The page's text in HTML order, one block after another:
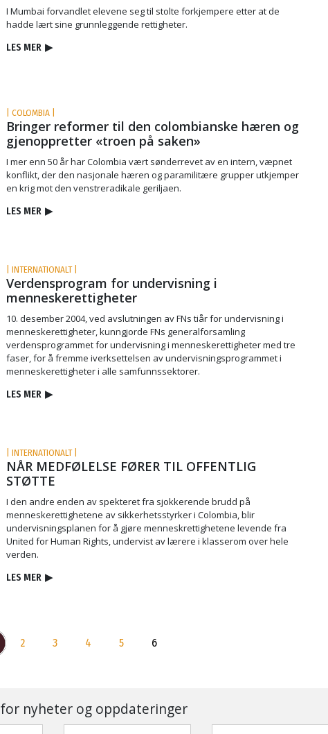
I Mumbai forvandlet elevene seg til stolte forkjempere etter at de
hadde lært sine grunnleggende rettigheter.
LES MER ▶
| COLOMBIA |
Bringer reformer til den colombianske hæren og
gjenoppretter «troen på saken»
I mer enn 50 år har Colombia vært sønderrevet av en intern, væpnet
konflikt, der den nasjonale hæren og paramilitære grupper utkjemper
en krig mot den venstreradikale geriljaen.
LES MER ▶
| INTERNATIONALT |
Verdensprogram for undervisning i
menneskerettigheter
10. desember 2004, ved avslutningen av FNs tiår for undervisning i
menneskerettigheter, kunngjorde FNs generalforsamling
verdensprogrammet for undervisning i menneskerettigheter med tre
faser, for å fremme iverksettelsen av undervisningsprogrammet i
menneskerettigheter i alle samfunnssektorer.
LES MER ▶
| INTERNATIONALT |
NÅR MEDFØLELSE FØRER TIL OFFENTLIG
STØTTE
I den andre enden av spekteret fra sjokkerende brudd på
menneskerettighetene av sikkerhetsstyrker i Colombia, blir
undervisningsplanen for å gjøre menneskrettighetene levende fra
United for Human Rights, undervist av lærere i klasserom over hele
verden.
LES MER ▶
2 3 4 5 6
for nyheter og oppdateringer